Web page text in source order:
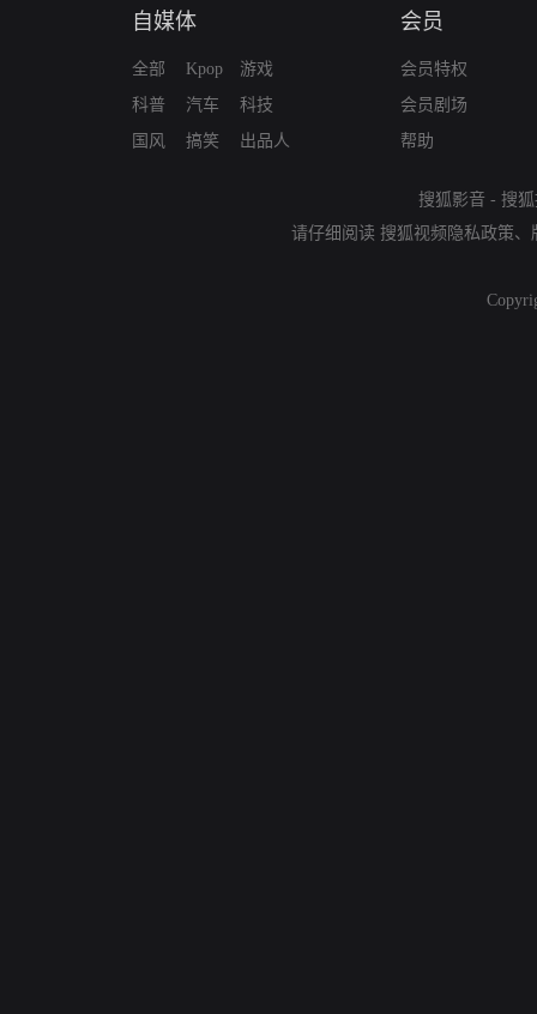
自媒体
全部
科普
国风
Kpop
汽车
搞笑
游戏
科技
出品人
会员
会员特权
会员剧场
帮助
搜狐影音 - 搜
请仔细阅读 搜狐视频隐私政策、